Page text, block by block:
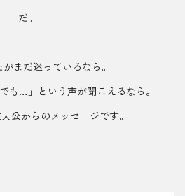
だ。
まだ迷っているなら。
も…」という声が聞こえるなら。
公からのメッセージです。